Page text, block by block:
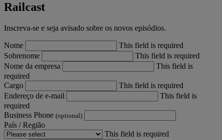
Railcast
Inscreva-se e seja avisado sobre os novos episódios.
Nome
This field is required
Sobrenome
This field is required
Nome da empresa
This field is
required
Cargo
This field is required
Endereço de e-mail
This field is
required
Business Phone (optional)
País / Região
This field is required